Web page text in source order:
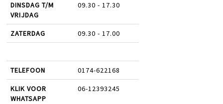
DINSDAG T/M
VRIJDAG
09.30 - 17.30
ZATERDAG 09.30 - 17.00
TELEFOON 0174-622168
KLIK VOOR
WHATSAPP
06-12393245